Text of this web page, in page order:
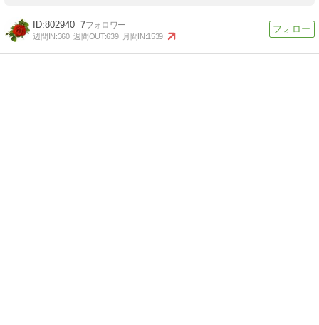
802940 7
週間IN:360 週間OUT:639 月間IN:1539